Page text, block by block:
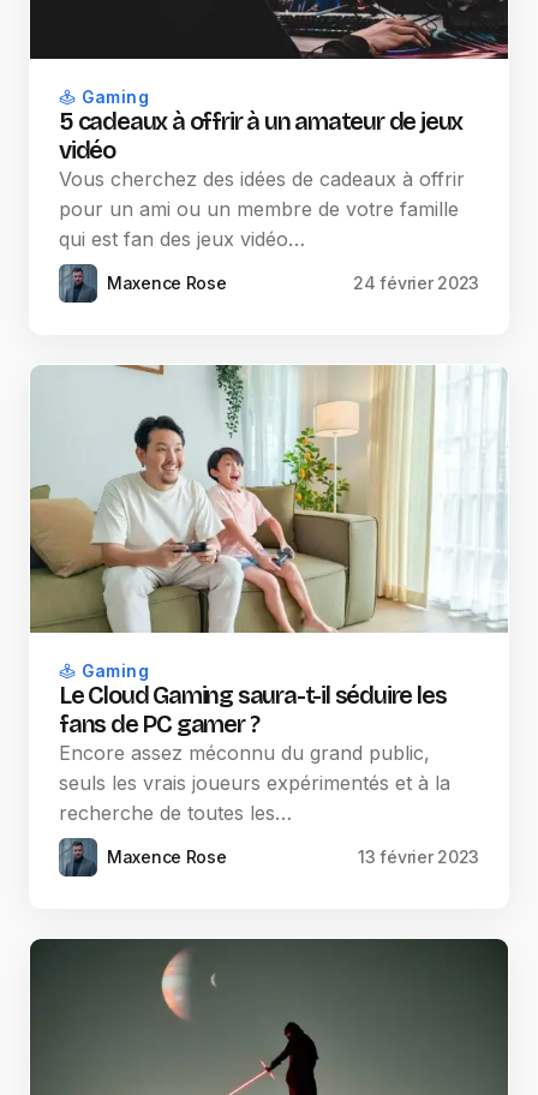
Gaming
5 cadeaux à offrir à un amateur de jeux
vidéo
Vous cherchez des idées de cadeaux à offrir
pour un ami ou un membre de votre famille
qui est fan des jeux vidéo…
Maxence Rose 24 février 2023
Gaming
Le Cloud Gaming saura-t-il séduire les
fans de PC gamer ?
Encore assez méconnu du grand public,
seuls les vrais joueurs expérimentés et à la
recherche de toutes les…
Maxence Rose 13 février 2023